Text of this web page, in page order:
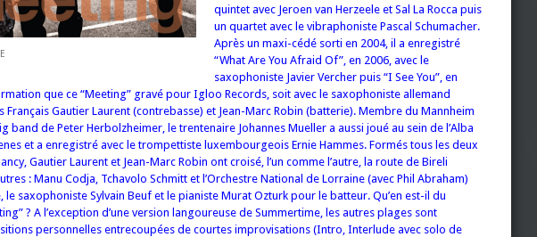
quintet avec Jeroen van Herzeele et Sal La Rocca puis
un quartet avec le vibraphoniste Pascal Schumacher.
Après un maxi-cédé sorti en 2004, il a enregistré
“What Are You Afraid Of”, en 2006, avec le
saxophoniste Javier Vercher puis “I See You”, en
que ce “Meeting” gravé pour Igloo Records, soit avec le saxophoniste allemand
Français Gautier Laurent (contrebasse) et Jean-Marc Robin (batterie). Membre du Mannheim
band de Peter Herbolzheimer, le trentenaire Johannes Mueller a aussi joué au sein de l’Alba
et a enregistré avec le trompettiste luxembourgeois Ernie Hammes. Formés tous les deux
Gautier Laurent et Jean-Marc Robin ont croisé, l’un comme l’autre, la route de Bireli
: Manu Codja, Tchavolo Schmitt et l’Orchestre National de Lorraine (avec Phil Abraham)
saxophoniste Sylvain Beuf et le pianiste Murat Ozturk pour le batteur. Qu’en est-il du
? A l’exception d’une version langoureuse de Summertime, les autres plages sont
personnelles entrecoupées de courtes improvisations (Intro, Interlude avec solo de